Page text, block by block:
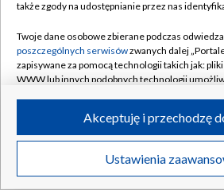
Rada Programowa
System NOS
Informacje o nadawcy
Program dla prasy
Ogłoszenie przetargowe
Kontakt
Kanały
©2026 Telewizja Polska S.A.
także zgody na udostępnianie przez nas
Twoje dane osobowe zbierane podczas
poszczególnych serwisówzwanych dalej
zapisywane za pomocą technologii takich jak:
WWW lub innych podobnych technologii
ruchu w Internecie.
Twoje dane osobowe zbierane podczas
poszczególnych serwisówna Portalu, takie jak
Ustawienia
Akceptuję i przechodzę